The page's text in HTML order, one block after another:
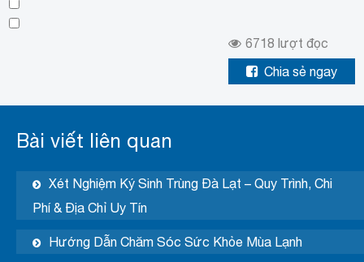
6718 lượt đọc
Chia sẻ ngay
Bài viết liên quan
Xét Nghiệm Ký Sinh Trùng Đà Lạt – Quy Trình, Chi
Phí & Địa Chỉ Uy Tín
Hướng Dẫn Chăm Sóc Sức Khỏe Mùa Lạnh